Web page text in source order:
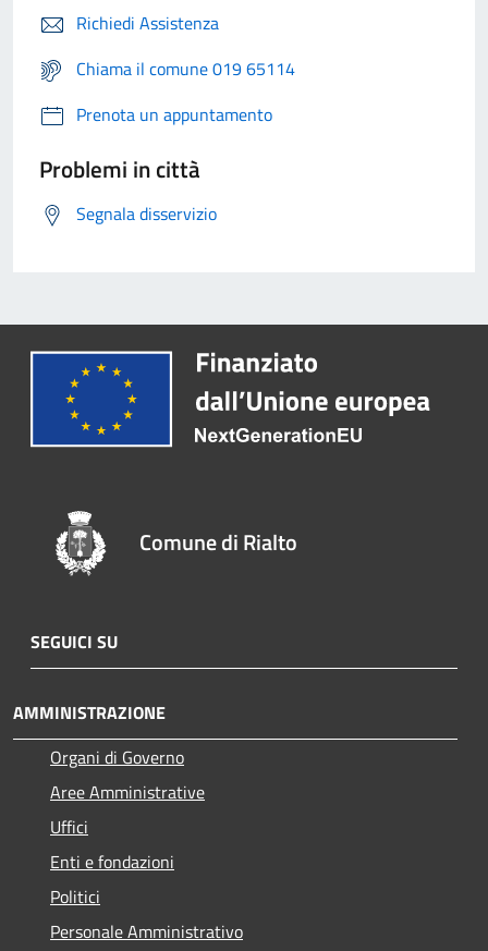
Richiedi Assistenza
Chiama il comune 019 65114
Prenota un appuntamento
Problemi in città
Segnala disservizio
Comune di Rialto
SEGUICI SU
AMMINISTRAZIONE
Organi di Governo
Aree Amministrative
Uffici
Enti e fondazioni
Politici
Personale Amministrativo